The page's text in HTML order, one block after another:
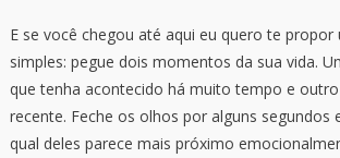
E se você chegou até aqui eu quero te propor
simples: pegue dois momentos da sua vida.
que tenha acontecido há muito tempo e
recente. Feche os olhos por alguns segundos
qual deles parece mais próximo